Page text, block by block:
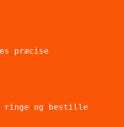
præcise
ringe og bestille